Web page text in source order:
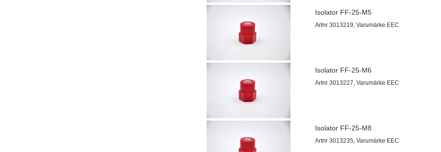
Isolator FF-25-M5
Artnr 3013219, Varumärke EEC
Isolator FF-25-M6
Artnr 3013227, Varumärke EEC
Isolator FF-25-M8
Artnr 3013235, Varumärke EEC